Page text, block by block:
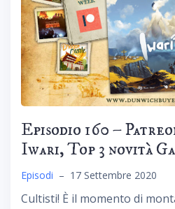
Episodio 160 –
Iwari, Top 3 novità
Episodi – 17 Settembre 2020
Cultisti! È il momento di